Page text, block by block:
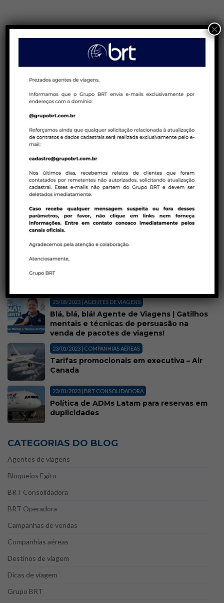
Cruzeiros
Hotelaria
Internacional
Nacional
Peru Week
Réveillon
Terrestre
Treinamento
25/08/2023 | AGENTES DE VIAGENS
Blá, blá, blá! Agente de Viagens | Gatilhos
mentais e técnicas de persuasão na
venda de pacotes de viagens!
23/01/2023 | COMPANHIAS AÉREAS
Tarifas promocionais em executiva – Air
Canada
23/01/2023 | BRT CONSOLIDADORA
Política de ADMs Latam para reservas em
duplicidades
CATEGORIAS DO BLOG
Agentes de viagens
Bloqueios Egito
BRT Consolidadora
BRT Operadora
Campanhas de vendas
Companhias aéreas
Destinos de viagem
Dicas de viagem
Grupo BRT
×